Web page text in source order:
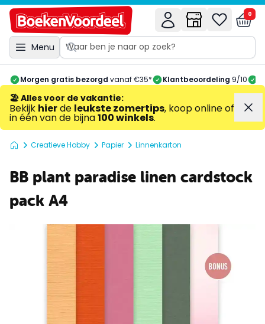
Menu
0
Morgen gratis bezorgd vanaf €35* Klantbeoordeling 9/10
🏖️ Alles voor de vakantie:
Bekijk hierde leukste zomertips, koop online of
in één van de bijna100 winkels.
Creatieve Hobby Papier Linnenkarton
BB plant paradise linen cardstock
pack A4